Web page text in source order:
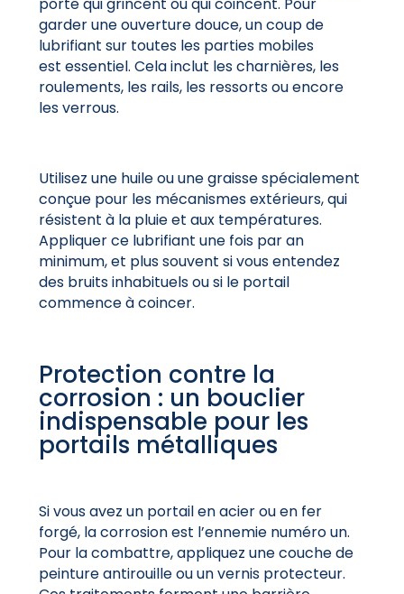
garder une ouverture douce, un coup de
lubrifiant sur toutes les parties mobiles
est essentiel. Cela inclut les charnières, les
roulements, les rails, les ressorts ou encore
les verrous.
Utilisez une huile ou une graisse spécialement
conçue pour les mécanismes extérieurs, qui
résistent à la pluie et aux températures.
Appliquer ce lubrifiant une fois par an
minimum, et plus souvent si vous entendez
des bruits inhabituels ou si le portail
commence à coincer.
Protection contre la
corrosion : un bouclier
indispensable pour les
portails métalliques
Si vous avez un portail en acier ou en fer
forgé, la corrosion est l’ennemie numéro un.
Pour la combattre, appliquez une couche de
peinture antirouille ou un vernis protecteur.